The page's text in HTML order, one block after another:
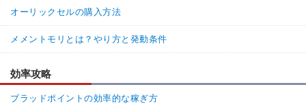
オーリックセルの購入方法
メメントモリとは？やり方と発動条件
効率攻略
ブラッドポイントの効率的な稼ぎ方